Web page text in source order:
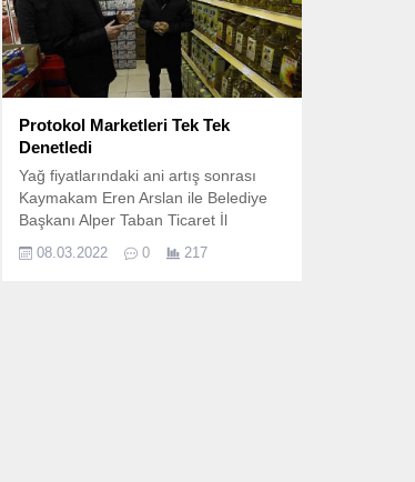
Protokol Marketleri Tek Tek
Denetledi
Yağ fiyatlarındaki ani artış sonrası
Kaymakam Eren Arslan ile Belediye
Başkanı Alper Taban Ticaret İl
denetime çıktı.
08.03.2022 0 217